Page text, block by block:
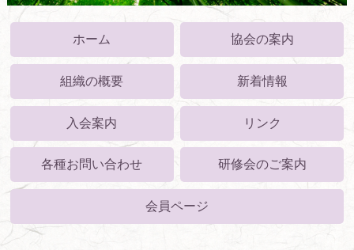
ホーム 協会の案内
組織の概要 新着情報
入会案内 リンク
各種お問い合わせ 研修会のご案内
会員ページ